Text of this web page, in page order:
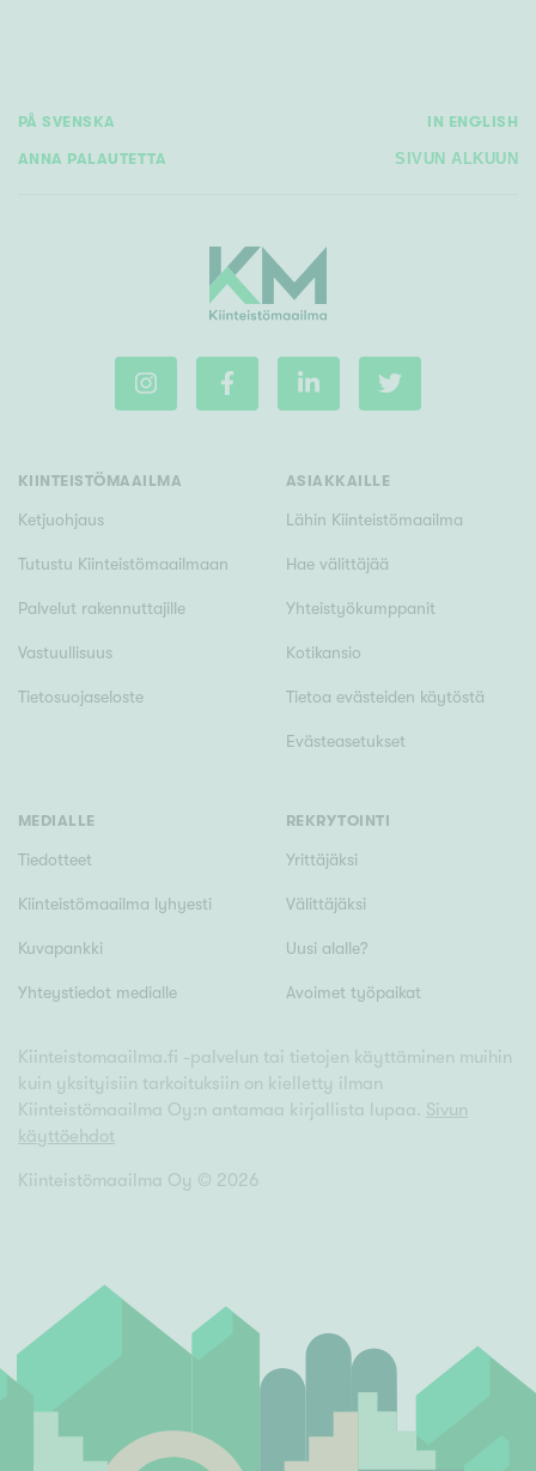
Tyydyttävä
Ominaisuudet
Hissi
Oma sauna
PÅ SVENSKA IN ENGLISH
ANNA PALAUTETTA SIVUN ALKUUN
KIINTEISTÖMAAILMA
Ketjuohjaus
Tutustu Kiinteistömaailmaan
Palvelut rakennuttajille
Vastuullisuus
Tietosuojaseloste
ASIAKKAILLE
Lähin Kiinteistömaailma
Hae välittäjää
Yhteistyökumppanit
Kotikansio
Tietoa evästeiden käytöstä
Evästeasetukset
MEDIALLE
Tiedotteet
Kiinteistömaailma lyhyesti
Kuvapankki
Yhteystiedot medialle
REKRYTOINTI
Yrittäjäksi
Välittäjäksi
Uusi alalle?
Avoimet työpaikat
Kiinteistomaailma.fi -palvelun tai tietojen käyttäminen muihin
kuin yksityisiin tarkoituksiin on kielletty ilman
Kiinteistömaailma Oy:n antamaa kirjallista lupaa. Sivun
käyttöehdot
Kiinteistömaailma Oy © 2026